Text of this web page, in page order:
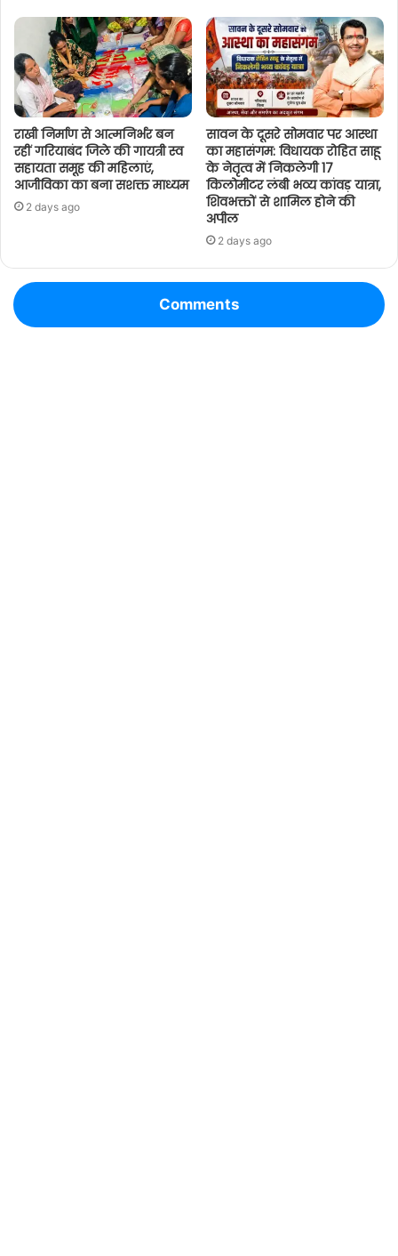
राखी निर्माण से आत्मनिर्भर बन
रहीं गरियाबंद जिले की गायत्री स्व
सहायता समूह की महिलाएं,
आजीविका का बना सशक्त माध्यम
2 days ago
सावन के दूसरे सोमवार पर आस्था
का महासंगम: विधायक रोहित साहू
के नेतृत्व में निकलेगी 17
किलोमीटर लंबी भव्य कांवड़ यात्रा,
शिवभक्तों से शामिल होने की
अपील
2 days ago
Comments